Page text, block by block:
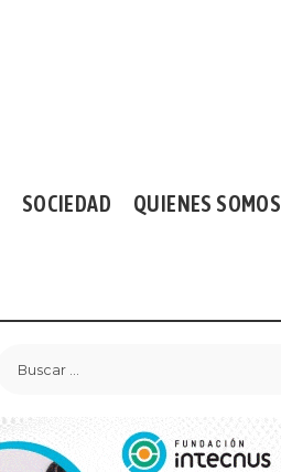
SOCIEDAD QUIENES SOMOS